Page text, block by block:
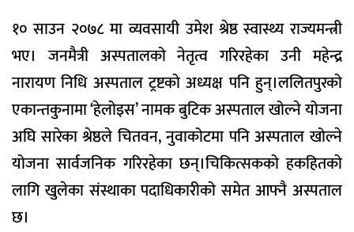
१० साउन २०७८ मा व्यवसायी उमेश श्रेष्ठ स्वास्थ्य राज्यमन्त्री
भए। जनमैत्री अस्पतालको नेतृत्व गरिरहेका उनी महेन्द्र
नारायण निधि अस्पताल ट्रष्टको अध्यक्ष पनि हुन्।ललितपुरको
एकान्तकुनामा ‘हेलोइस’ नामक बुटिक अस्पताल खोल्ने योजना
अघि सारेका श्रेष्ठले चितवन, नुवाकोटमा पनि अस्पताल खोल्ने
योजना सार्वजनिक गरिरहेका छन्।चिकित्सकको हकहितको
लागि खुलेका संस्थाका पदाधिकारीको समेत आफ्नै अस्पताल
छ।